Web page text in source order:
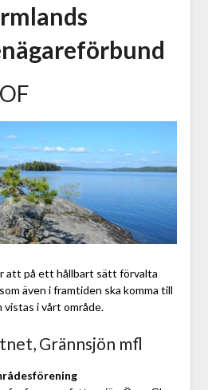
att på ett hållbart sätt förvalta
även i framtiden ska komma till
i vårt område.
Grännsjön mfl